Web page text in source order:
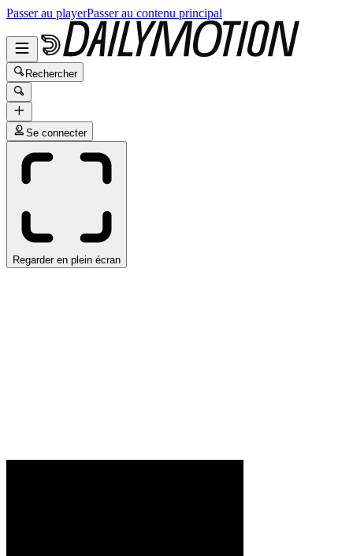
Passer au playerPasser au contenu principal
Rechercher
Se connecter
Regarder en plein écran